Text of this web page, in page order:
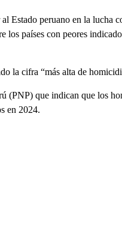
Estado peruano en la lucha
los países con peores
la cifra “más alta de
(PNP) que indican que los
en 2024.